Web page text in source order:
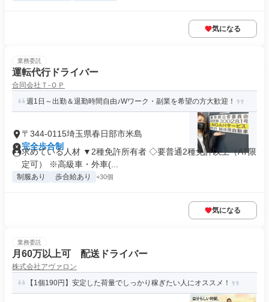
気になる
業務委託
運転代行ドライバー
合同会社Ｔ‐ＯＰ
週1日～出勤＆退勤時間自由♪Wワーク・副業を希望の方大歓迎！
〒344-0115埼玉県春日部市米島
完全歩合制
求めている人材 ▼2種免許所有者 ◇要普通2種免許以上（AT限
定可） ※高級車・外車(...
制服あり 歩合給あり +30個
気になる
業務委託
月60万以上可 配送ドライバー
株式会社アヴァロン
【1個190円】安定した荷量でしっかり稼ぎたい人にオススメ！